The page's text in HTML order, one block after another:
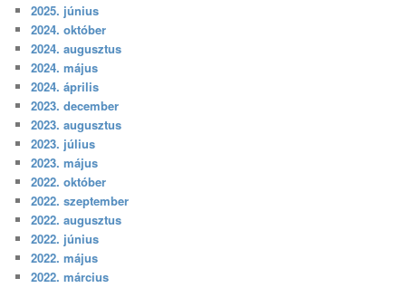
2025. június
2024. október
2024. augusztus
2024. május
2024. április
2023. december
2023. augusztus
2023. július
2023. május
2022. október
2022. szeptember
2022. augusztus
2022. június
2022. május
2022. március